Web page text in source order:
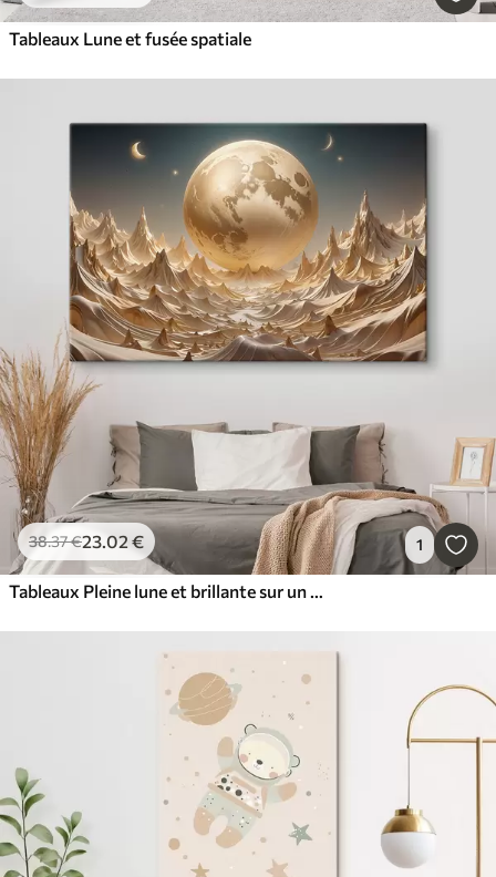
Tableaux Lune et fusée spatiale
38.37€23.02 € 1
Tableaux Pleine lune et brillante sur un paysage montagneux surréaliste avec des sommets